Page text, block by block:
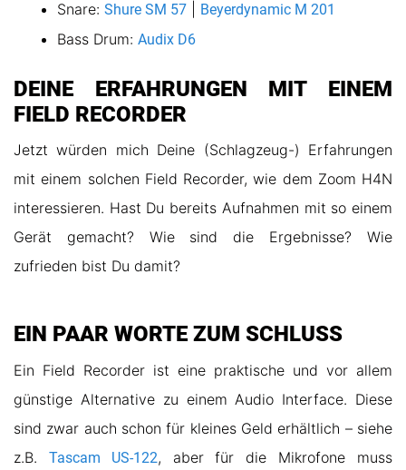
Snare: Shure SM 57 Beyerdynamic M 201
Bass Drum: Audix D6
DEINE ERFAHRUNGEN MIT EINEM
FIELD RECORDER
Jetzt würden mich Deine (Schlagzeug-) Erfahrungen
mit einem solchen Field Recorder, wie dem Zoom H4N
interessieren. Hast Du bereits Aufnahmen mit so einem
Gerät gemacht? Wie sind die Ergebnisse? Wie
zufrieden bist Du damit?
EIN PAAR WORTE ZUM SCHLUSS
Ein Field Recorder ist eine praktische und vor allem
günstige Alternative zu einem Audio Interface. Diese
sind zwar auch schon für kleines Geld erhältlich – siehe
z.B. Tascam US-122, aber für die Mikrofone muss